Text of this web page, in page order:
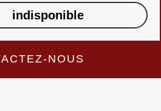
indisponible
NOUS